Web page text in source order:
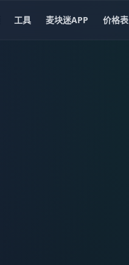
工具 麦块迷APP 价格表